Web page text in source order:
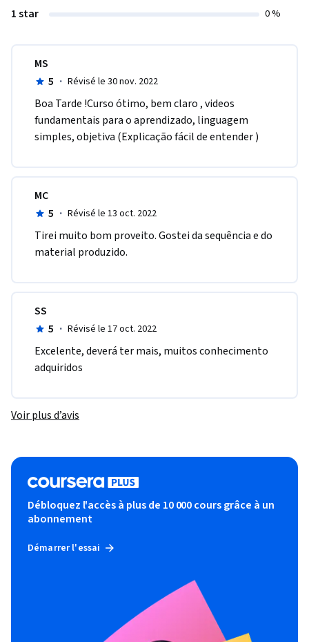
1 star 0 %
MS
5 · Révisé le 30 nov. 2022
Boa Tarde !Curso ótimo, bem claro , videos
fundamentais para o aprendizado, linguagem
simples, objetiva (Explicação fácil de entender )
MC
5 · Révisé le 13 oct. 2022
Tirei m​uito bom proveito. Gostei da sequência e do
material produzido.
SS
5 · Révisé le 17 oct. 2022
E​xcelente, deverá ter mais, muitos conhecimento
adquiridos
Voir plus d’avis
Débloquez l'accès à plus de 10 000 cours grâce à un
abonnement
Démarrer l'essai